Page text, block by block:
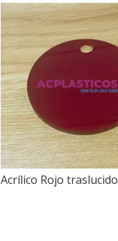
Acrílico Rojo traslucido